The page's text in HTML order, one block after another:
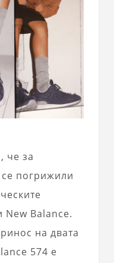
че за
се погрижили
New Balance.
на двата
574 е